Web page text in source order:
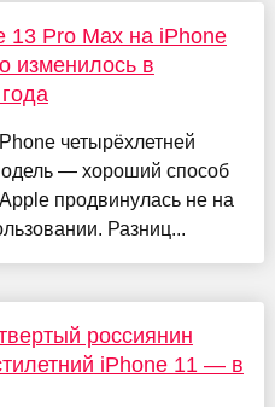
13 Pro Max на iPhone
изменилось в
четырёхлетней
— хороший способ
продвинулась не на
Разниц...
россиянин
iPhone 11 — в